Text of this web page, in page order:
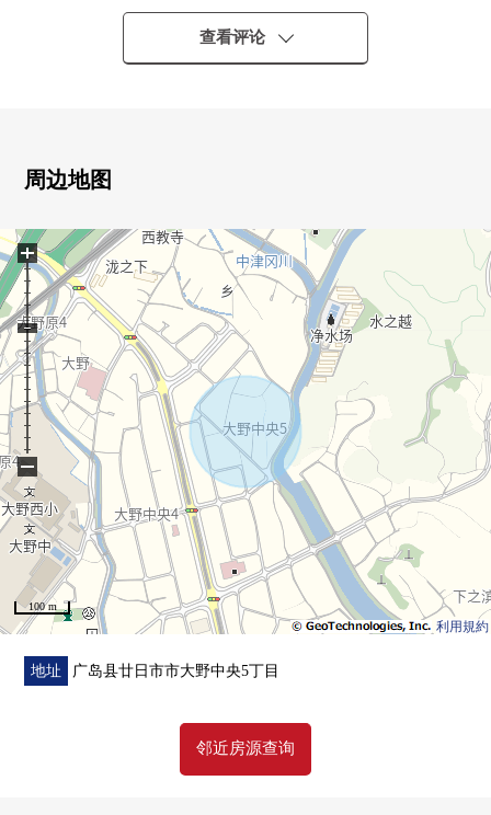
0 门口→泥地收纳→大容量的餐具室→到厨房
流迹线在便利性和收纳力方面优秀
0 洗脸室除了盥洗台之外有设备搁板，容易使用的设计
0 主卧室的以前也有书斋空白，
0 4台停车可以(依靠车型)
0 正在大野中央的缅因路上面临，大量拥有便利性
0 也有院子，能享受园艺或者家庭菜园
0 小学、中学、公园近，并且育儿环境充实
查看评论
周边地图
利用規約
100 m
+
−
地址 广岛县廿日市市大野中央5丁目
邻近房源查询